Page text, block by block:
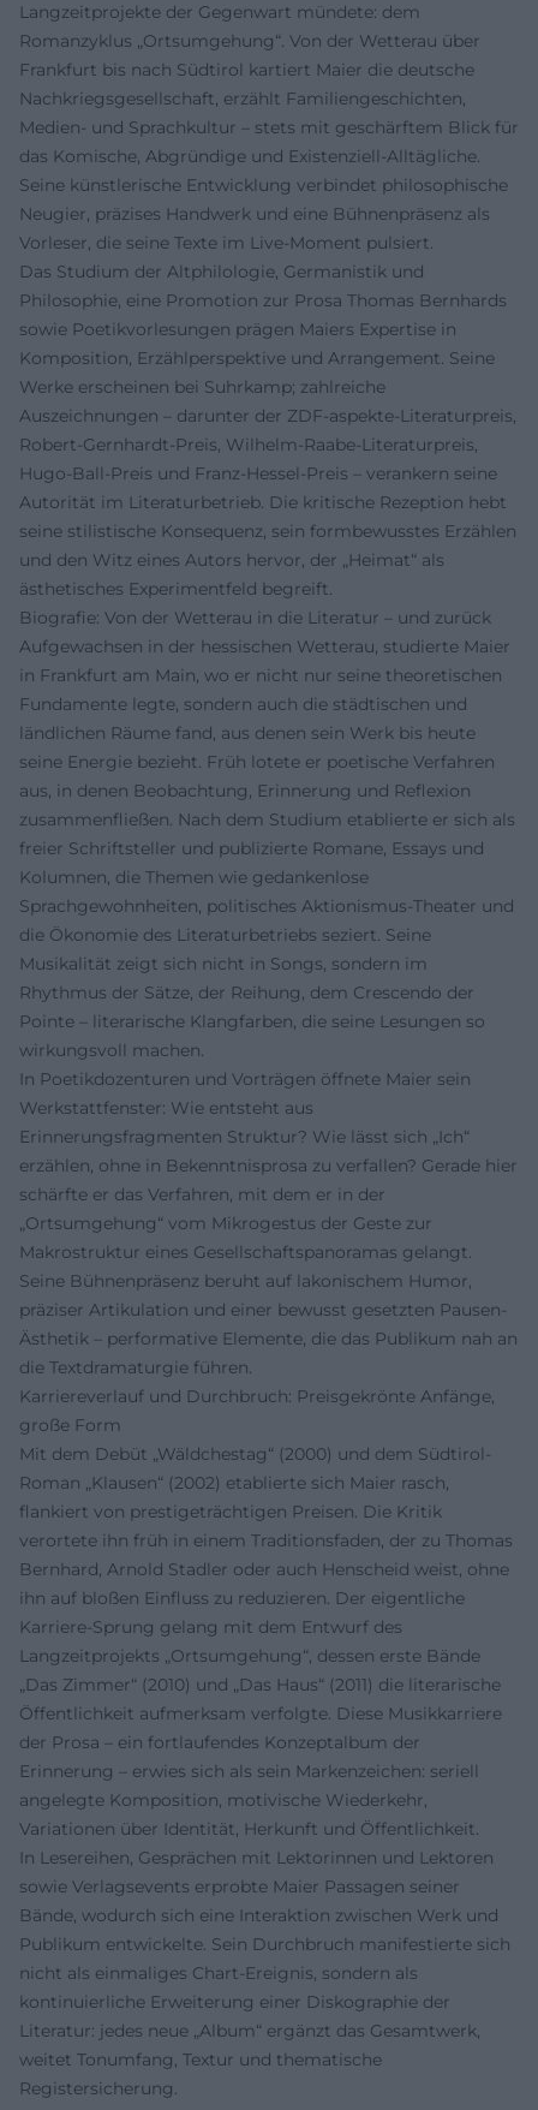
Langzeitprojekte der Gegenwart mündete: dem
Romanzyklus „Ortsumgehung“. Von der Wetterau über
Frankfurt bis nach Südtirol kartiert Maier die deutsche
Nachkriegsgesellschaft, erzählt Familiengeschichten,
Medien- und Sprachkultur – stets mit geschärftem Blick für
das Komische, Abgründige und Existenziell-Alltägliche.
Seine künstlerische Entwicklung verbindet philosophische
Neugier, präzises Handwerk und eine Bühnenpräsenz als
Vorleser, die seine Texte im Live-Moment pulsiert.
Das Studium der Altphilologie, Germanistik und
Philosophie, eine Promotion zur Prosa Thomas Bernhards
sowie Poetikvorlesungen prägen Maiers Expertise in
Komposition, Erzählperspektive und Arrangement. Seine
Werke erscheinen bei Suhrkamp; zahlreiche
Auszeichnungen – darunter der ZDF-aspekte-Literaturpreis,
Robert-Gernhardt-Preis, Wilhelm-Raabe-Literaturpreis,
Hugo-Ball-Preis und Franz-Hessel-Preis – verankern seine
Autorität im Literaturbetrieb. Die kritische Rezeption hebt
seine stilistische Konsequenz, sein formbewusstes Erzählen
und den Witz eines Autors hervor, der „Heimat“ als
ästhetisches Experimentfeld begreift.
Biografie: Von der Wetterau in die Literatur – und zurück
Aufgewachsen in der hessischen Wetterau, studierte Maier
in Frankfurt am Main, wo er nicht nur seine theoretischen
Fundamente legte, sondern auch die städtischen und
ländlichen Räume fand, aus denen sein Werk bis heute
seine Energie bezieht. Früh lotete er poetische Verfahren
aus, in denen Beobachtung, Erinnerung und Reflexion
zusammenfließen. Nach dem Studium etablierte er sich als
freier Schriftsteller und publizierte Romane, Essays und
Kolumnen, die Themen wie gedankenlose
Sprachgewohnheiten, politisches Aktionismus-Theater und
die Ökonomie des Literaturbetriebs seziert. Seine
Musikalität zeigt sich nicht in Songs, sondern im
Rhythmus der Sätze, der Reihung, dem Crescendo der
Pointe – literarische Klangfarben, die seine Lesungen so
wirkungsvoll machen.
In Poetikdozenturen und Vorträgen öffnete Maier sein
Werkstattfenster: Wie entsteht aus
Erinnerungsfragmenten Struktur? Wie lässt sich „Ich“
erzählen, ohne in Bekenntnisprosa zu verfallen? Gerade hier
schärfte er das Verfahren, mit dem er in der
„Ortsumgehung“ vom Mikrogestus der Geste zur
Makrostruktur eines Gesellschaftspanoramas gelangt.
Seine Bühnenpräsenz beruht auf lakonischem Humor,
präziser Artikulation und einer bewusst gesetzten Pausen-
Ästhetik – performative Elemente, die das Publikum nah an
die Textdramaturgie führen.
Karriereverlauf und Durchbruch: Preisgekrönte Anfänge,
große Form
Mit dem Debüt „Wäldchestag“ (2000) und dem Südtirol-
Roman „Klausen“ (2002) etablierte sich Maier rasch,
flankiert von prestigeträchtigen Preisen. Die Kritik
verortete ihn früh in einem Traditionsfaden, der zu Thomas
Bernhard, Arnold Stadler oder auch Henscheid weist, ohne
ihn auf bloßen Einfluss zu reduzieren. Der eigentliche
Karriere-Sprung gelang mit dem Entwurf des
Langzeitprojekts „Ortsumgehung“, dessen erste Bände
„Das Zimmer“ (2010) und „Das Haus“ (2011) die literarische
Öffentlichkeit aufmerksam verfolgte. Diese Musikkarriere
der Prosa – ein fortlaufendes Konzeptalbum der
Erinnerung – erwies sich als sein Markenzeichen: seriell
angelegte Komposition, motivische Wiederkehr,
Variationen über Identität, Herkunft und Öffentlichkeit.
In Lesereihen, Gesprächen mit Lektorinnen und Lektoren
sowie Verlagsevents erprobte Maier Passagen seiner
Bände, wodurch sich eine Interaktion zwischen Werk und
Publikum entwickelte. Sein Durchbruch manifestierte sich
nicht als einmaliges Chart-Ereignis, sondern als
kontinuierliche Erweiterung einer Diskographie der
Literatur: jedes neue „Album“ ergänzt das Gesamtwerk,
weitet Tonumfang, Textur und thematische
Registersicherung.